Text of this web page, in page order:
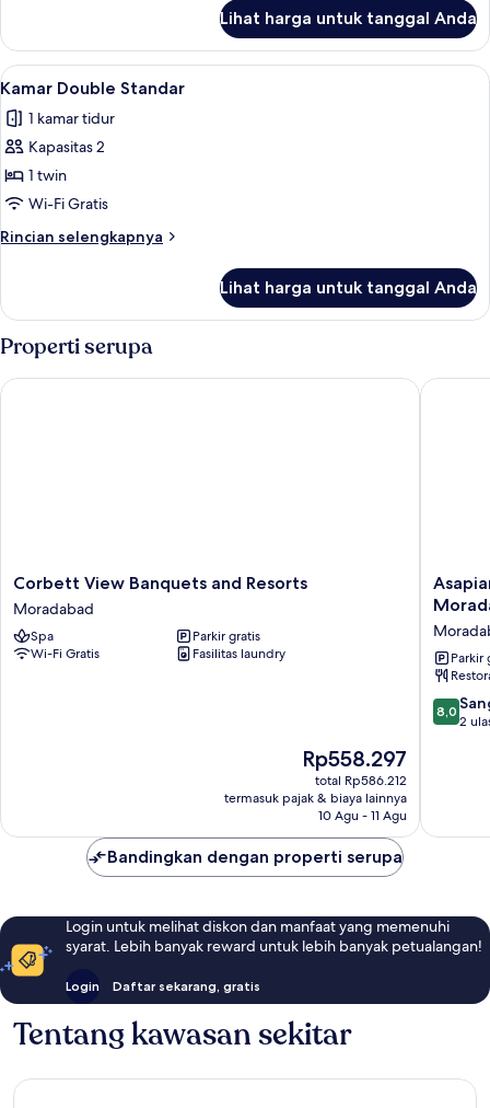
Suite
Room
Lihat harga untuk tanggal Anda
Lihat
semua
foto
untuk
Kamar
Double
Standar
8
Kamar Double Standar
1 kamar tidur
Kapasitas 2
1 twin
Wi-Fi Gratis
Rincian selengkapnya
Rincian
Kamar
Double
Standar
Lihat harga untuk tanggal Anda
Properti serupa
Corbett
View
Banquets
and
Resorts
Corbett View Banquets and Resorts
Moradabad
Spa
Parkir gratis
Wi-Fi Gratis
Fasilitas laundry
Harga
sekarang
Rp558.297
Rp558.297
total Rp586.212
termasuk pajak & biaya lainnya
10 Agu - 11 Agu
Corbett View Banquets and Resorts
Asapian
House
A
Luxury
at
Parkir
8.0
dari
8,0
2
Asapian
Bandingkan dengan properti serupa
Login untuk melihat diskon dan manfaat yang memenuhi
syarat. Lebih banyak reward untuk lebih banyak petualangan!
Login Daftar sekarang, gratis
Tentang kawasan sekitar